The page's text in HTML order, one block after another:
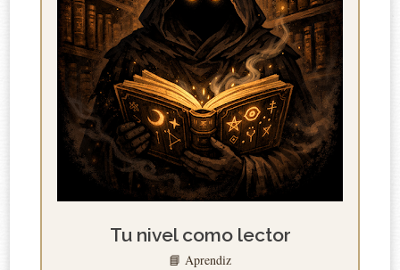
Tu nivel como lector
📘 Aprendiz